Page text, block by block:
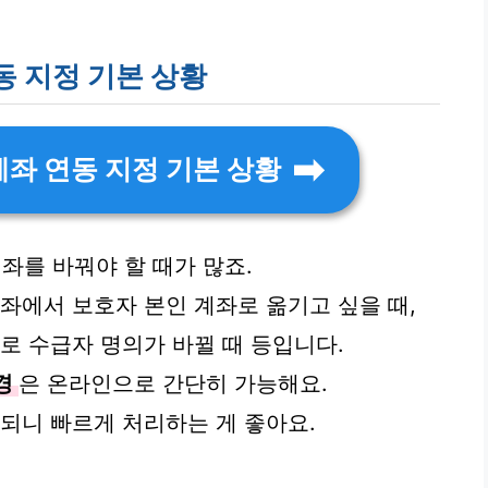
지정 기본 상황
연동 지정 기본 상황
를 바꿔야 할 때가 많죠.
에서 보호자 본인 계좌로 옮기고 싶을 때,
수급자 명의가 바뀔 때 등입니다.
은 온라인으로 간단히 가능해요.
니 빠르게 처리하는 게 좋아요.